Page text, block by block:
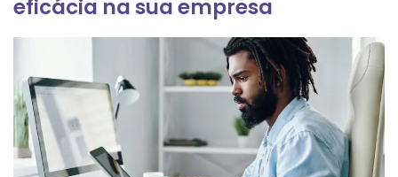
eficácia na sua empresa